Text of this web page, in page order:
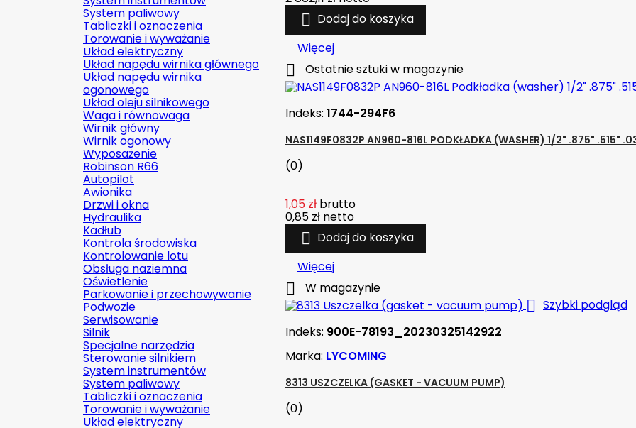
System paliwowy
Tabliczki i oznaczenia
Torowanie i wyważanie
Układ elektryczny
Układ napędu wirnika głównego
Układ napędu wirnika
ogonowego
Układ oleju silnikowego
Waga i równowaga
Wirnik główny
Wirnik ogonowy
Wyposażenie
Robinson R66
Autopilot
Awionika
Drzwi i okna
Hydraulika
Kadłub
Kontrola środowiska
Kontrolowanie lotu
Obsługa naziemna
Oświetlenie
Parkowanie i przechowywanie
Podwozie
Serwisowanie
Silnik
Specjalne narzędzia
Sterowanie silnikiem
System instrumentów
System paliwowy
Tabliczki i oznaczenia
Torowanie i wyważanie
Układ elektryczny
 Dodaj do koszyka
Więcej
 Ostatnie sztuki w magazynie
Indeks: 1744-294F6
NAS1149F0832P AN960-816L PODKŁADKA (WASHER) 1/2" .875" .515"
(0)
1,05 zł brutto
0,85 zł netto
 Dodaj do koszyka
Więcej
 W magazynie
 Szybki podgląd
Indeks: 900E-78193_20230325142922
Marka: LYCOMING
8313 USZCZELKA (GASKET - VACUUM PUMP)
(0)